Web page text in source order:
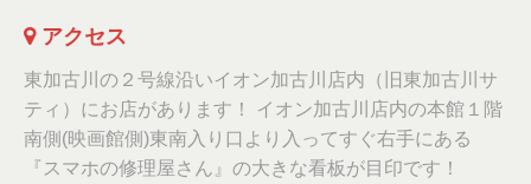
アクセス
東加古川の２号線沿いイオン加古川店内（旧東加古川サ
ティ）にお店があります！ イオン加古川店内の本館１階
南側(映画館側)東南入り口より入ってすぐ右手にある
『スマホの修理屋さん』の大きな看板が目印です！